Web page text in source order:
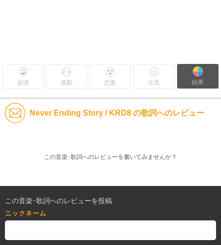
友情 感動 恋愛 元気 結果
Never Ending Story / KRD8 の歌詞へのレビュー
この音楽･歌詞へのレビューを書いてみませんか？
この音楽･歌詞へのレビューを投稿
ニックネーム